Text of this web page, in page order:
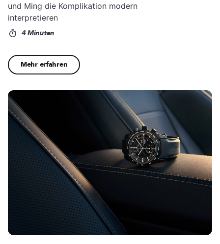
und Ming die Komplikation modern
interpretieren
4 Minuten
Mehr erfahren